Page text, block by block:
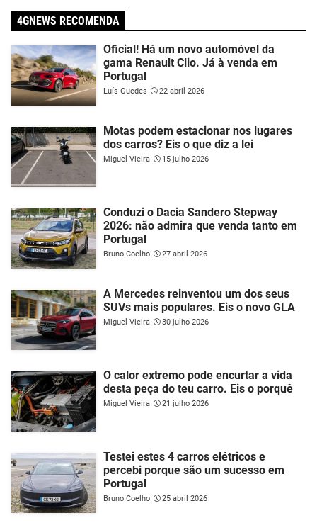
4GNEWS RECOMENDA
Oficial! Há um novo automóvel da
gama Renault Clio. Já à venda em
Portugal
Luís Guedes 22 abril 2026
Motas podem estacionar nos lugares
dos carros? Eis o que diz a lei
Miguel Vieira 15 julho 2026
Conduzi o Dacia Sandero Stepway
2026: não admira que venda tanto em
Portugal
Bruno Coelho 27 abril 2026
A Mercedes reinventou um dos seus
SUVs mais populares. Eis o novo GLA
Miguel Vieira 30 julho 2026
O calor extremo pode encurtar a vida
desta peça do teu carro. Eis o porquê
Miguel Vieira 21 julho 2026
Testei estes 4 carros elétricos e
percebi porque são um sucesso em
Portugal
Bruno Coelho 25 abril 2026